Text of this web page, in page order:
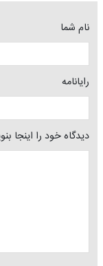
نام شما
رایانامه
دیدگاه خود را اینجا